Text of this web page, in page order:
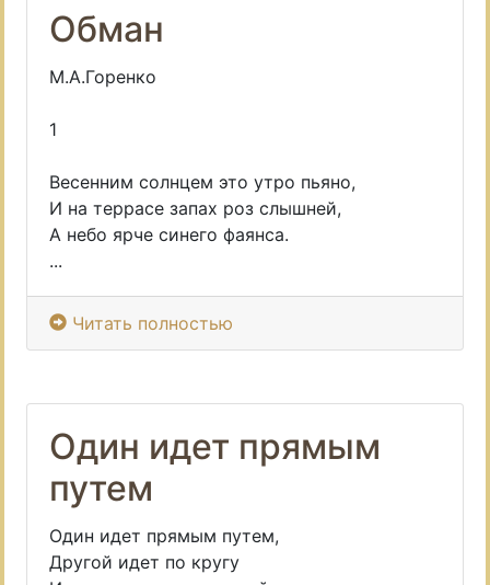
Обман
М.А.Горенко
1
Весенним солнцем это утро пьяно,
И на террасе запах роз слышней,
А небо ярче синего фаянса.
...
Читать полностью
Один идет прямым
путем
Один идет прямым путем,
Другой идет по кругу